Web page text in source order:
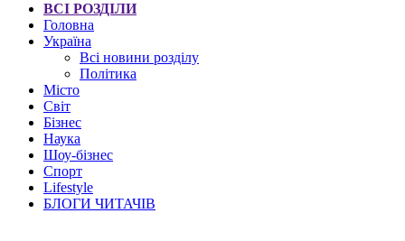
ВСІ РОЗДІЛИ
Головна
Україна
Всі новини розділу
Політика
Місто
Світ
Бізнес
Наука
Шоу-бізнес
Спорт
Lifestyle
БЛОГИ ЧИТАЧІВ